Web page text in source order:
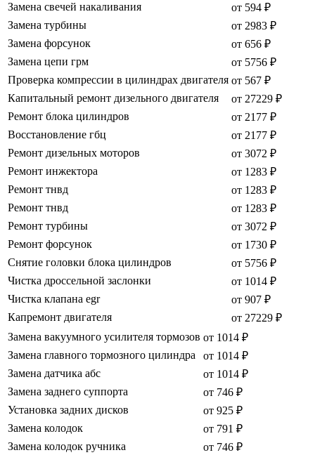
Замена свечей накаливания
от 594 ₽
Замена турбины
от 2983 ₽
Замена форсунок
от 656 ₽
Замена цепи грм
от 5756 ₽
Проверка компрессии в цилиндрах двигателя от 567 ₽
Капитальный ремонт дизельного двигателя
от 27229 ₽
Ремонт блока цилиндров
от 2177 ₽
Восстановление гбц
от 2177 ₽
Ремонт дизельных моторов
от 3072 ₽
Ремонт инжектора
от 1283 ₽
Ремонт тнвд
от 1283 ₽
Ремонт тнвд
от 1283 ₽
Ремонт турбины
от 3072 ₽
Ремонт форсунок
от 1730 ₽
Снятие головки блока цилиндров
от 5756 ₽
Чистка дроссельной заслонки
от 1014 ₽
Чистка клапана egr
от 907 ₽
Капремонт двигателя
от 27229 ₽
Замена вакуумного усилителя тормозов от 1014 ₽
Замена главного тормозного цилиндра
от 1014 ₽
Замена датчика абс
от 1014 ₽
Замена заднего суппорта
от 746 ₽
Установка задних дисков
от 925 ₽
Замена колодок
от 791 ₽
Замена колодок ручника
от 746 ₽